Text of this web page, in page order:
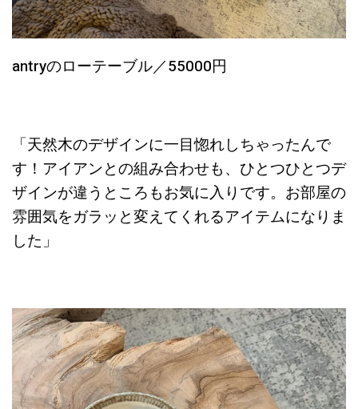
antryのローテーブル／55000円
「天然木のデザインに一目惚れしちゃったんで
す！アイアンとの組み合わせも、ひとつひとつデ
ザインが違うところもお気に入りです。お部屋の
雰囲気をガラッと変えてくれるアイテムになりま
した」